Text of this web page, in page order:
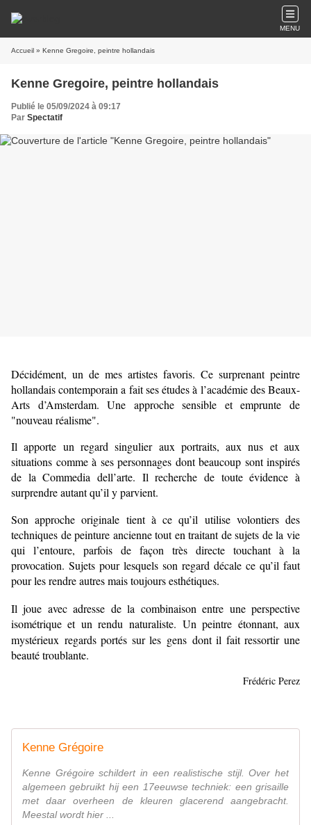
MENU
Accueil » Kenne Gregoire, peintre hollandais
Kenne Gregoire, peintre hollandais
Publié le 05/09/2024 à 09:17
Par Spectatif
Décidément, un de mes artistes favoris. Ce surprenant peintre
hollandais contemporain a fait ses études à l’académie des Beaux-
Arts d’Amsterdam. Une approche sensible et emprunte de
"nouveau réalisme".
Il apporte un regard singulier aux portraits, aux nus et aux
situations comme à ses personnages dont beaucoup sont inspirés
de la Commedia dell’arte. Il recherche de toute évidence à
surprendre autant qu’il y parvient.
Son approche originale tient à ce qu’il utilise volontiers des
techniques de peinture ancienne tout en traitant de sujets de la vie
qui l’entoure, parfois de façon très directe touchant à la
provocation. Sujets pour lesquels son regard décale ce qu’il faut
pour les rendre autres mais toujours esthétiques.
Il joue avec adresse de la combinaison entre une perspective
isométrique et un rendu naturaliste. Un peintre étonnant, aux
mystérieux regards portés sur les gens dont il fait ressortir une
beauté troublante.
Frédéric Perez
Kenne Grégoire
Kenne Grégoire schildert in een realistische stijl. Over het
algemeen gebruikt hij een 17eeuwse techniek: een grisaille
met daar overheen de kleuren glacerend aangebracht.
Meestal wordt hier ...